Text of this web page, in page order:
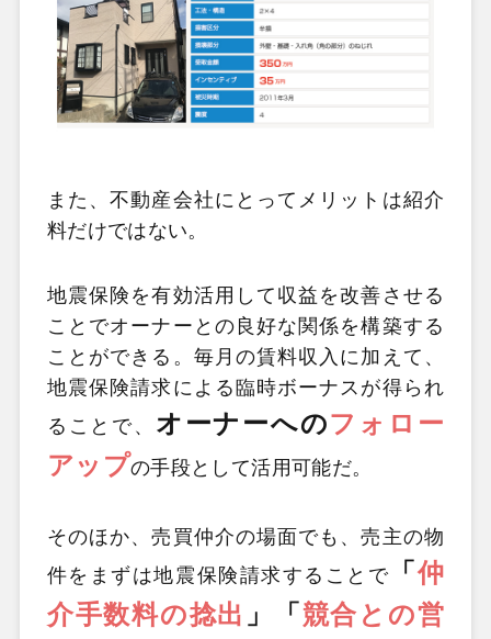
また、不動産会社にとってメリットは紹介
料だけではない。
地震保険を有効活用して収益を改善させる
ことでオーナーとの良好な関係を構築する
ことができる。毎月の賃料収入に加えて、
地震保険請求による臨時ボーナスが得られ
ることで、 オーナーへのフォロー
アップの手段として活用可能だ。
そのほか、売買仲介の場面でも、売主の物
件をまずは地震保険請求することで
「仲
介手数料の捻出 」「競合との営